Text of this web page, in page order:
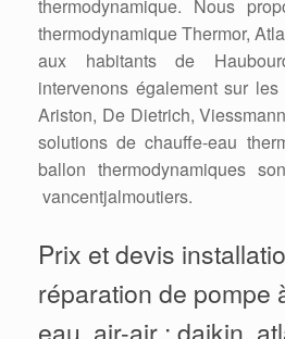
thermodynamique. Nous
thermodynamique Thermor,
aux habitants de
intervenons également sur
Ariston, De Dietrich,
solutions de chauffe-eau
ballon thermodynamiques
vancentjalmoutiers.
Prix et devis
réparation de pompe
eau, air-air : daikin,